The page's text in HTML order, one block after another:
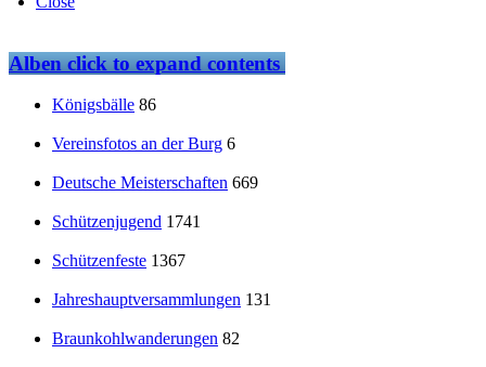
Albenclick to expand contents
Königsbälle 86
Vereinsfotos an der Burg 6
Deutsche Meisterschaften 669
Schützenjugend 1741
Schützenfeste 1367
Jahreshauptversammlungen 131
Braunkohlwanderungen 82